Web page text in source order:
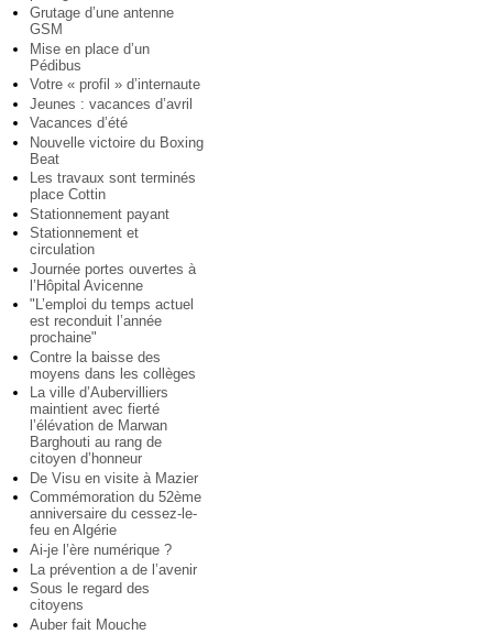
Grutage d’une antenne
GSM
Mise en place d’un
Pédibus
Votre « profil » d’internaute
Jeunes : vacances d’avril
Vacances d’été
Nouvelle victoire du Boxing
Beat
Les travaux sont terminés
place Cottin
Stationnement payant
Stationnement et
circulation
Journée portes ouvertes à
l’Hôpital Avicenne
"L’emploi du temps actuel
est reconduit l’année
prochaine"
Contre la baisse des
moyens dans les collèges
La ville d’Aubervilliers
maintient avec fierté
l’élévation de Marwan
Barghouti au rang de
citoyen d’honneur
De Visu en visite à Mazier
Commémoration du 52ème
anniversaire du cessez-le-
feu en Algérie
Ai-je l’ère numérique ?
La prévention a de l’avenir
Sous le regard des
citoyens
Auber fait Mouche